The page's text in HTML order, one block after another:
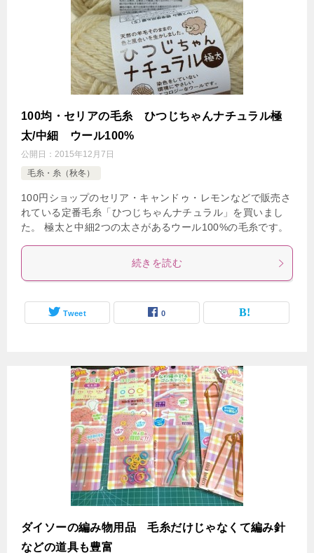
100均・セリアの毛糸 ひつじちゃんナチュラル極
太/中細 ウール100%
公開日： 2015年12月7日
毛糸・糸（秋冬）
100円ショップのセリア・キャンドゥ・レモンなどで販売さ
れている定番毛糸「ひつじちゃんナチュラル」を買いまし
た。 極太と中細2つの太さがあるウール100%の毛糸です。
続きを読む
Tweet 0
ダイソーの編み物用品 毛糸だけじゃなくて編み針
などの道具も豊富